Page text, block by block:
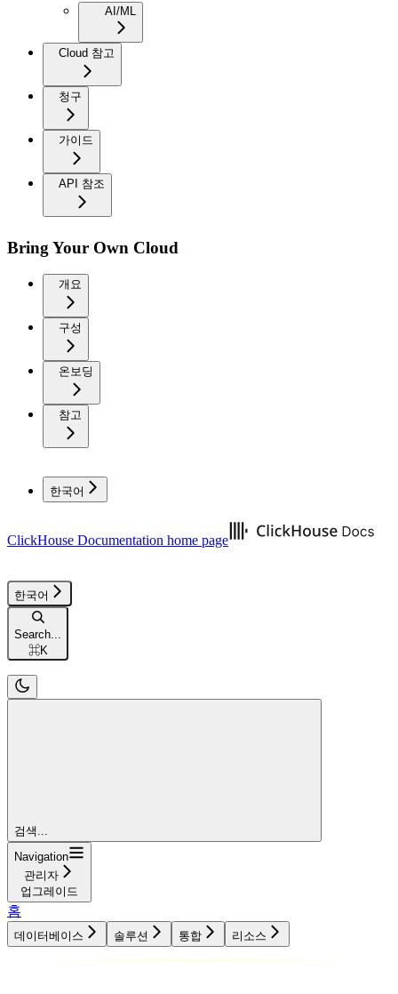
AI/ML
Cloud 참고
청구
가이드
API 참조
Bring Your Own Cloud
개요
구성
온보딩
참고
한국어
ClickHouse Documentation home page
한국어
Search...
⌘K
검색...
Navigation
관리자
업그레이드
홈
데이터베이스 솔루션 통합 리소스